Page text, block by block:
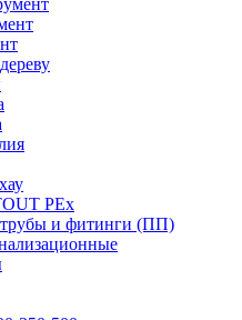
PEx
и фитинги (ПП)